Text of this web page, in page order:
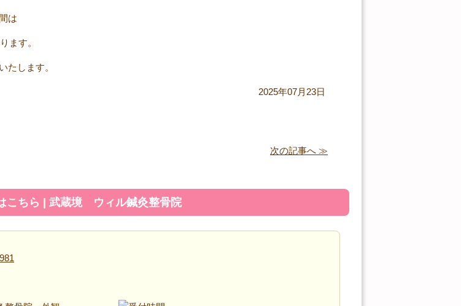
は
ます。
たします。
2025年07月23日
次の記事へ ≫
こちら | 武蔵境 ウィル鍼灸整骨院